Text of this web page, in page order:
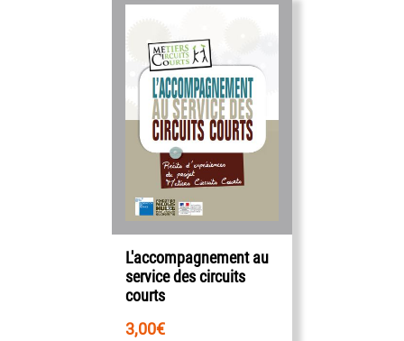
L'accompagnement au
service des circuits
courts
3,00€